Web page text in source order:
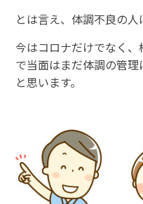
とは言え、体調不良の人
今はコロナだけでなく
で当面はまだ体調の管
と思います。